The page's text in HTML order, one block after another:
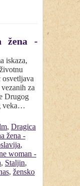
žena -
iskaza,
za
Drugog
veka…
, Dragica
žena -
,
woman -
, Staljin,
, žensko